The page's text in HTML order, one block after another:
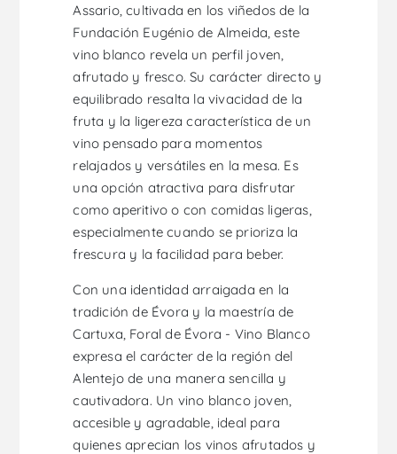
Assario, cultivada en los viñedos de la
Fundación Eugénio de Almeida, este
vino blanco revela un perfil joven,
afrutado y fresco. Su carácter directo y
equilibrado resalta la vivacidad de la
fruta y la ligereza característica de un
vino pensado para momentos
relajados y versátiles en la mesa. Es
una opción atractiva para disfrutar
como aperitivo o con comidas ligeras,
especialmente cuando se prioriza la
frescura y la facilidad para beber.
Con una identidad arraigada en la
tradición de Évora y la maestría de
Cartuxa, Foral de Évora - Vino Blanco
expresa el carácter de la región del
Alentejo de una manera sencilla y
cautivadora. Un vino blanco joven,
accesible y agradable, ideal para
quienes aprecian los vinos afrutados y